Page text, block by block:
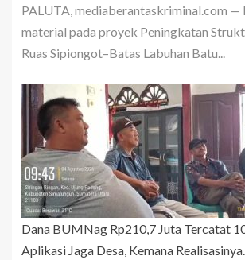
PALUTA, mediaberantaskriminal.com —
material pada proyek Peningkatan
Ruas Sipiongot–Batas Labuhan Batu...
Dana BUMNag Rp210,7 Juta Tercatat
Aplikasi Jaga Desa, Kemana